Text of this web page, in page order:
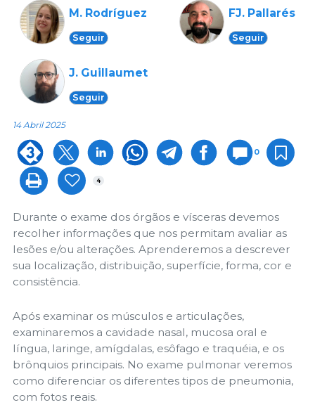
M. Rodríguez
Seguir
FJ. Pallarés
Seguir
J. Guillaumet
Seguir
14 Abril 2025
0
4
Durante o exame dos órgãos e vísceras devemos
recolher informações que nos permitam avaliar as
lesões e/ou alterações. Aprenderemos a descrever
sua localização, distribuição, superfície, forma, cor e
consistência.
Após examinar os músculos e articulações,
examinaremos a cavidade nasal, mucosa oral e
língua, laringe, amígdalas, esôfago e traquéia, e os
brônquios principais. No exame pulmonar veremos
como diferenciar os diferentes tipos de pneumonia,
com fotos reais.